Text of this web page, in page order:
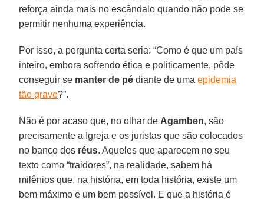
reforça ainda mais no escândalo quando não pode se
permitir nenhuma experiência.
Por isso, a pergunta certa seria: “Como é que um país
inteiro, embora sofrendo ética e politicamente, pôde
conseguir se manter de pé diante de umaepidemia
tão grave?”.
Não é por acaso que, no olhar de Agamben, são
precisamente a Igreja e os juristas que são colocados
no banco dos réus. Aqueles que aparecem no seu
texto como “traidores”, na realidade, sabem há
milênios que, na história, em toda história, existe um
bem máximo e um bem possível. E que a história é